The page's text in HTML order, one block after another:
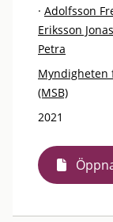
· Adolfsson
Eriksson Jonas
Petra
Myndigheten
(MSB)
2021